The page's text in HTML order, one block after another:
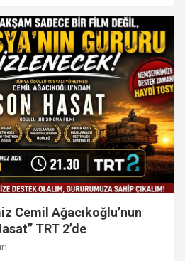
Cemil Ağacıkoğlu’nun
TRT 2’de